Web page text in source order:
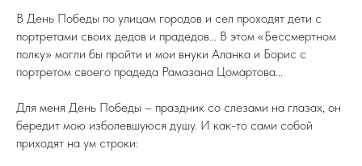
В День Победы по улицам городов и сел проходят дети с
портретами своих дедов и прадедов… В этом «Бессмертном
полку» могли бы пройти и мои внуки Аланка и Борис с
портретом своего прадеда Рамазана Цомартова...
Для меня День Победы – праздник со слезами на глазах, он
бередит мою изболевшуюся душу. И как-то сами собой
приходят на ум строки: